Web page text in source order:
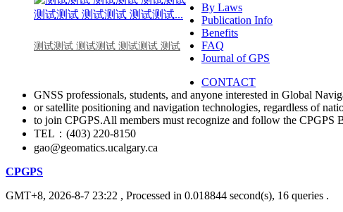
测试测试 测试测试 测试测试 测试
By Laws
Publication Info
Benefits
FAQ
Journal of GPS
CONTACT
GNSS professionals, students, and anyone interested in Global
or satellite positioning and navigation technologies, regardless of
to join CPGPS.All members must recognize and follow the CPGPS
TEL：(403) 220-8150
gao@geomatics.ucalgary.ca
CPGPS
GMT+8, 2026-8-7 23:22 , Processed in 0.018844 second(s), 16 queries .